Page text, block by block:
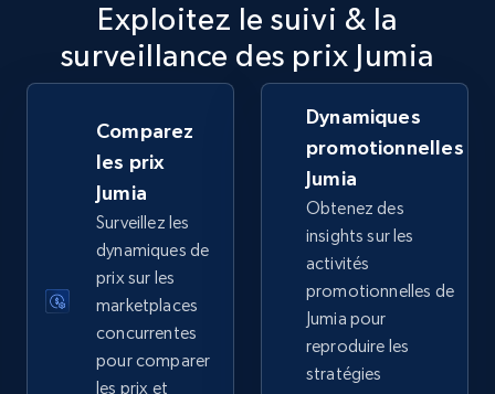
5.6K+ 875+ Commencer
TikTok Shop
URL, Title, Available, Description, Currency, Initial
price, Final price, Discount percent, and more.
5.4K+ 667+ Commencer
URL, Title, Available, Description, Currency, Initial
Exploitez le suivi & la
surveillance des prix Jumia
Comparez
les prix
Jumia
Surveillez les
dynamiques de
prix sur les
marketplaces
concurrentes
pour comparer
les prix et
Dynamiques
promotionnelles
Jumia
Obtenez des
insights sur les
activités
promotionnelles de
Jumia pour
reproduire les
stratégies